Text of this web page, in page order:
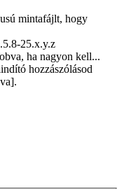
mintafájlt, hogy
25.x.y.z
ha nagyon kell...
hozzászólásod